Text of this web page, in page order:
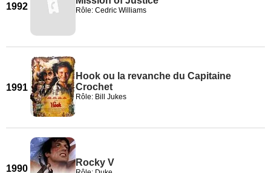
1992 Rôle: Cedric Williams
1991
Hook ou la revanche du Capitaine
Crochet
Rôle: Bill Jukes
1990
Rocky V